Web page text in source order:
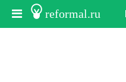
reformal.ru